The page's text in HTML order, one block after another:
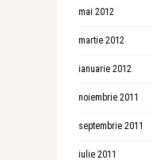
mai 2012
martie 2012
ianuarie 2012
noiembrie 2011
septembrie 2011
iulie 2011